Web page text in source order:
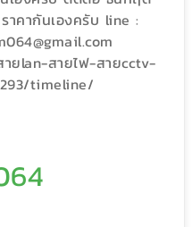
าคากันเองครับ line :
ายlan-สายไฟ-สายcctv-
timeline/